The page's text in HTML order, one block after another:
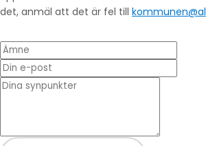
det, anmäl att det är fel till
Ämne
Din e-post
* Dina synpunkter